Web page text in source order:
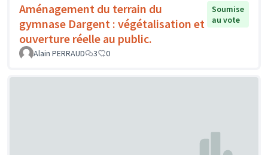
Aménagement du terrain du
gymnase Dargent : végétalisation et
ouverture réelle au public.
Soumise
au vote
Alain PERRAUD 3 0